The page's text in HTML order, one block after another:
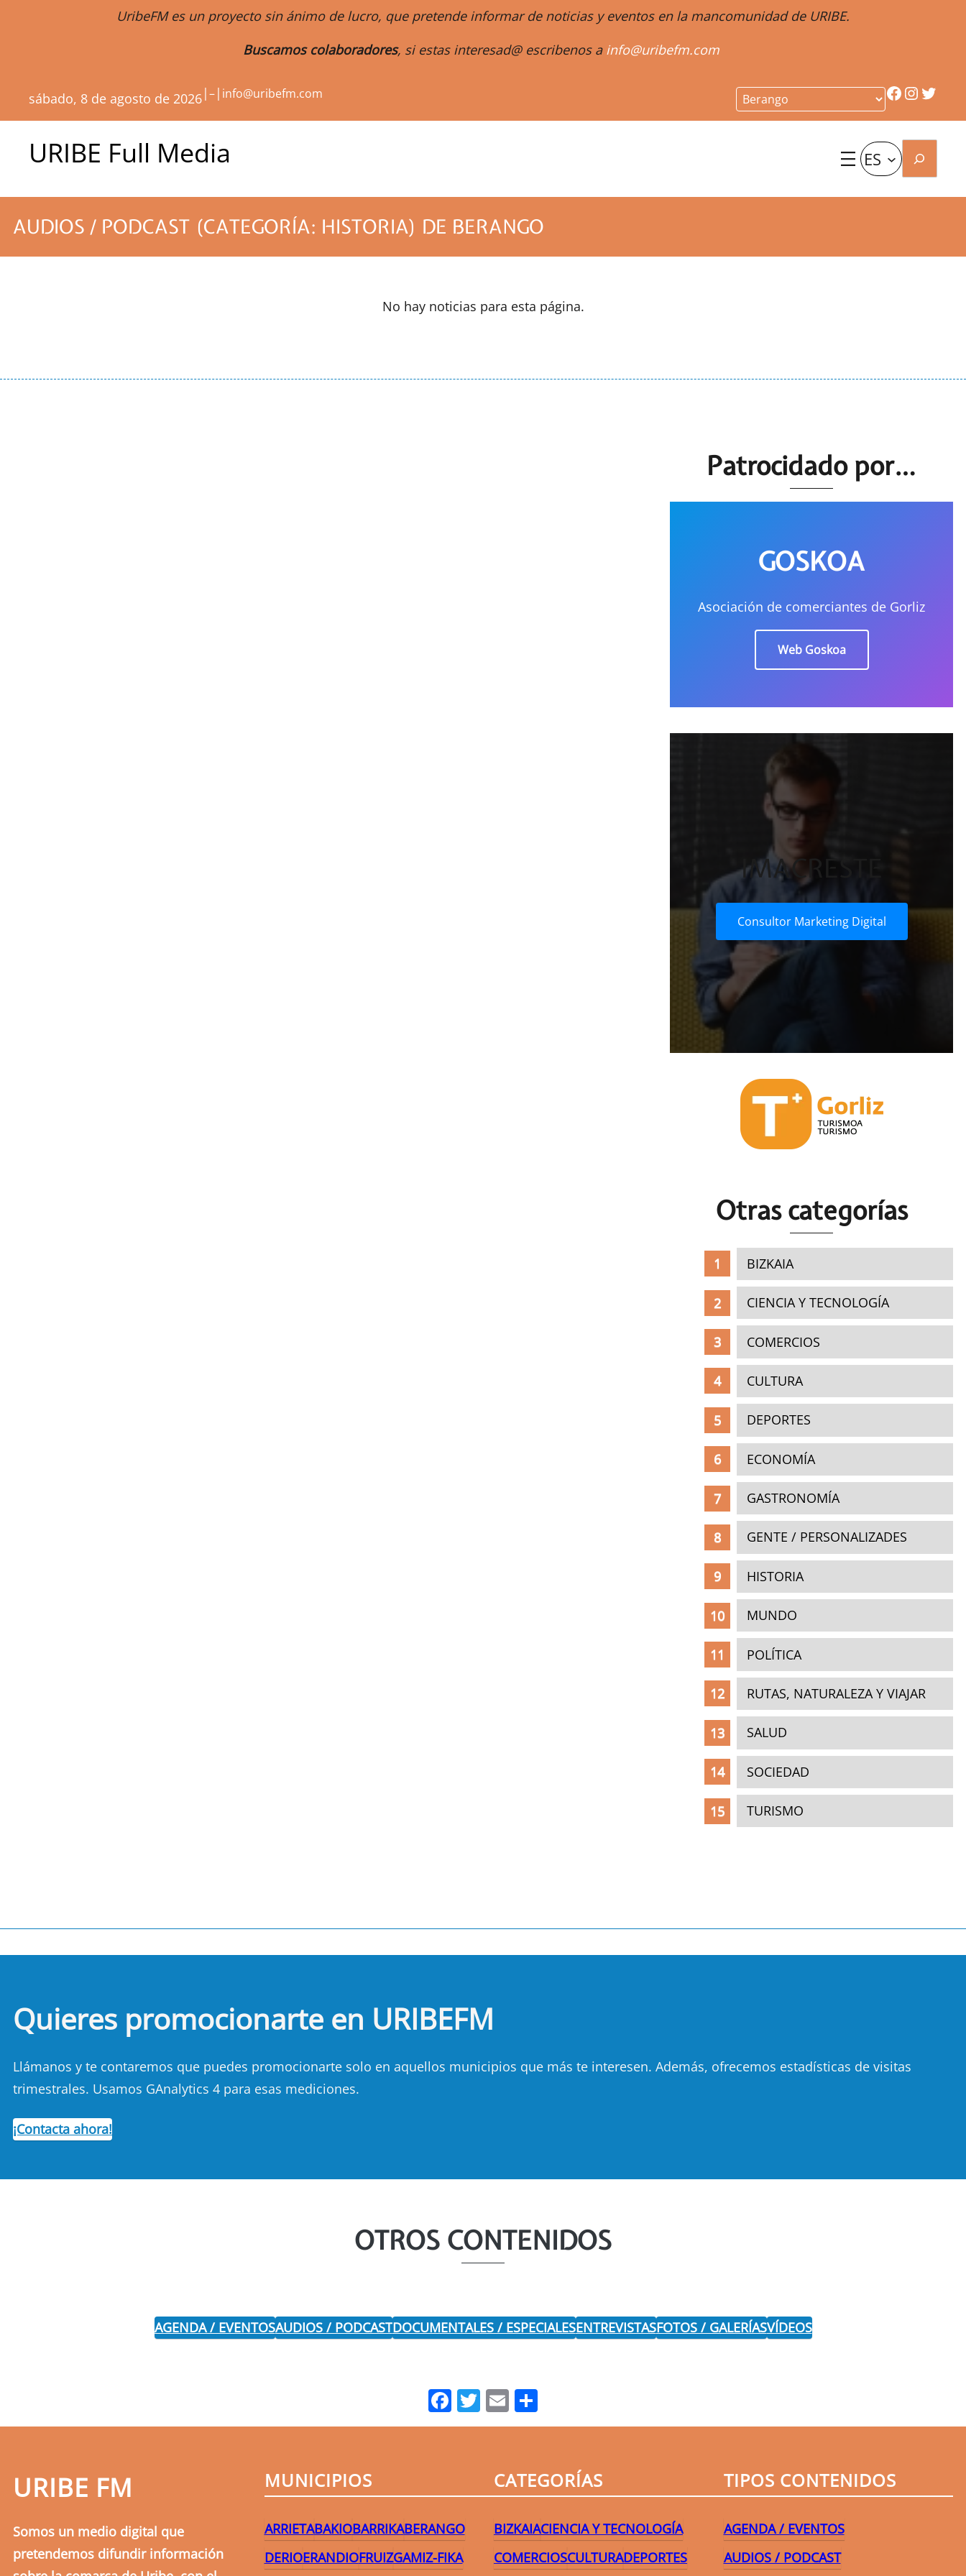
UribeFM es un proyecto sin ánimo de lucro, que pretende informar de noticias y eventos en la mancomunidad de URIBE.
Buscamos colaboradores, si estas interesad@ escribenos a info@uribefm.com
sábado, 8 de agosto de 2026|–| info@uribefm.com Facebook
URIBE Full Media ES Buscar
AUDIOS / PODCAST (CATEGORÍA: HISTORIA) DE BERANGO
No hay noticias para esta página.
Patrocidado por…
GOSKOA
Asociación de comerciantes de Gorliz
Web Goskoa
IMACRESTE
Consultor Marketing Digital
Otras categorías
BIZKAIA
CIENCIA Y TECNOLOGÍA
COMERCIOS
CULTURA
DEPORTES
ECONOMÍA
GASTRONOMÍA
GENTE / PERSONALIZADES
HISTORIA
MUNDO
POLÍTICA
RUTAS, NATURALEZA Y VIAJAR
SALUD
SOCIEDAD
TURISMO
Quieres promocionarte en URIBEFM
Llámanos y te contaremos que puedes promocionarte solo en aquellos municipios que más te interesen. Además, ofrecemos estadísticas de visitas
trimestrales. Usamos GAnalytics 4 para esas mediciones.
¡Contacta ahora!
OTROS CONTENIDOS
AGENDA / EVENTOSAUDIOS / PODCASTDOCUMENTALES / ESPECIALESENTREVISTASFOTOS / GALERÍASVÍDEOS
Facebook
Twitter
Email
URIBE FM
Somos un medio digital que
pretendemos difundir información
MUNICIPIOS
ARRIETABAKIOBARRIKABERANGO
DERIOERANDIOFRUIZGAMIZ-FIKA
CATEGORÍAS
BIZKAIACIENCIA Y TECNOLOGÍA
COMERCIOSCULTURADEPORTES
TIPOS CONTENIDOS
AGENDA / EVENTOS
AUDIOS / PODCAST